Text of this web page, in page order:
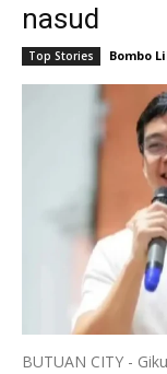
nasud
Top Stories Bombo
BUTUAN CITY -